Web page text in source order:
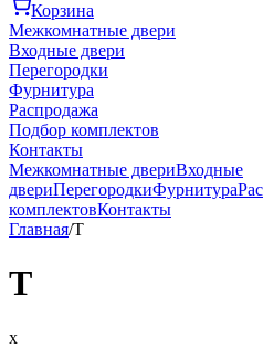
Корзина
Межкомнатные двери
Входные двери
Перегородки
Фурнитура
Распродажа
Подбор комплектов
Контакты
Межкомнатные двериВходные
двериПерегородкиФурнитура
комплектовКонтакты
Главная/T
T
x